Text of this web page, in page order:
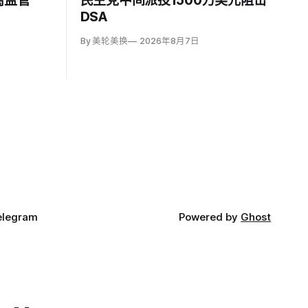
DSA
By 美轮美换 2026年8月7日
Powered by Ghost